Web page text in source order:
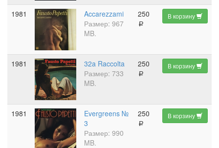
1981
Accarezzami
Размер: 967
MB.
250
a
В корзину
1981
32a Raccolta
Размер: 733
MB.
250
a
В корзину
1981
Evergreens №
3
Размер: 990
MB.
250
a
В корзину